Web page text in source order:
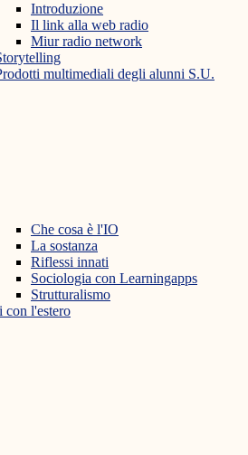
Introduzione
Il link alla web radio
Miur radio network
multimediali degli alunni S.U.
Che cosa è l'IO
La sostanza
Riflessi innati
Sociologia con Learningapps
Strutturalismo
con l'estero